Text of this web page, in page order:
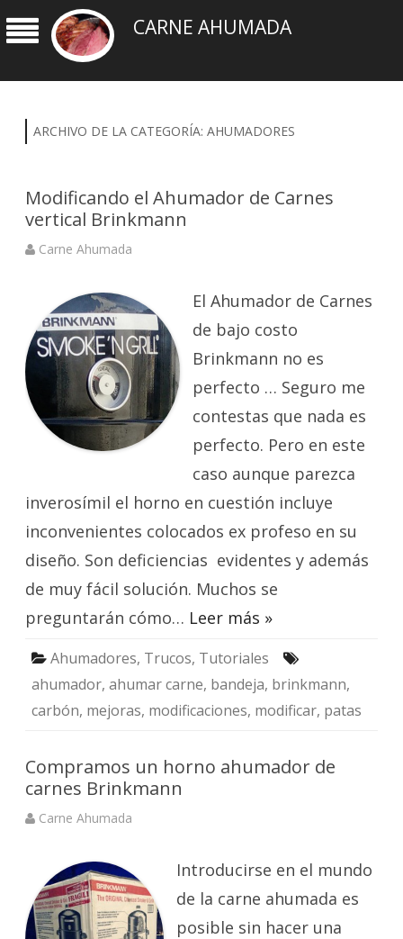
CARNE AHUMADA
ARCHIVO DE LA CATEGORÍA: AHUMADORES
Modificando el Ahumador de Carnes
vertical Brinkmann
Carne Ahumada
El Ahumador de Carnes
de bajo costo
Brinkmann no es
perfecto … Seguro me
contestas que nada es
perfecto. Pero en este
caso aunque parezca
inverosímil el horno en cuestión incluye
inconvenientes colocados ex profeso en su
diseño. Son deficiencias evidentes y además
de muy fácil solución. Muchos se
preguntarán cómo… Leer más »
Ahumadores, Trucos, Tutoriales
ahumador, ahumar carne, bandeja, brinkmann,
carbón, mejoras, modificaciones, modificar, patas
Compramos un horno ahumador de
carnes Brinkmann
Carne Ahumada
Introducirse en el mundo
de la carne ahumada es
posible sin hacer una